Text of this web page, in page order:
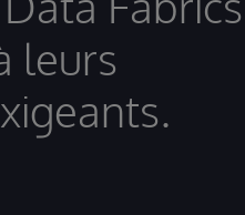
leurs